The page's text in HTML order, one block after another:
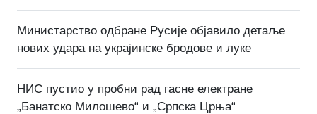
Министарство одбране Русије објавило детаље
нових удара на украјинске бродове и луке
НИС пустио у пробни рад гасне електране
„Банатско Милошево“ и „Српска Црња“